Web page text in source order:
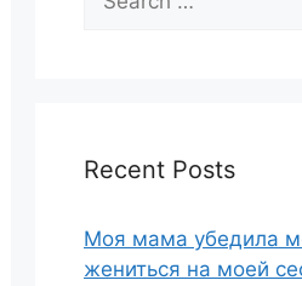
for:
Recent Posts
Моя мама убедила
жениться на моей